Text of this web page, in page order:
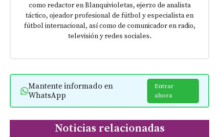
como redactor en Blanquivioletas, ejerzo de analista
táctico, ojeador profesional de fútbol y especialista en
fútbol internacional, así como de comunicador en radio,
televisión y redes sociales.
Mantente informado en
WhatsApp
Entrar
ahora
Noticias relacionadas